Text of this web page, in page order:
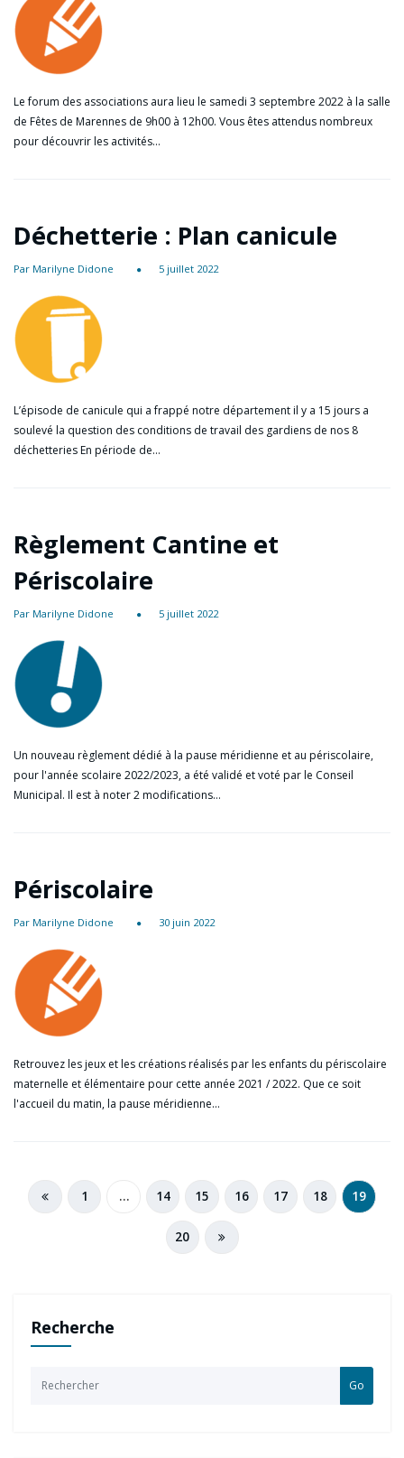
Le forum des associations aura lieu le samedi 3 septembre 2022 à la salle
de Fêtes de Marennes de 9h00 à 12h00. Vous êtes attendus nombreux
pour découvrir les activités…
Déchetterie : Plan canicule
Par Marilyne Didone 5 juillet 2022
L’épisode de canicule qui a frappé notre département il y a 15 jours a
soulevé la question des conditions de travail des gardiens de nos 8
déchetteries En période de…
Règlement Cantine et
Périscolaire
Par Marilyne Didone 5 juillet 2022
Un nouveau règlement dédié à la pause méridienne et au périscolaire,
pour l'année scolaire 2022/2023, a été validé et voté par le Conseil
Municipal. Il est à noter 2 modifications…
Périscolaire
Par Marilyne Didone 30 juin 2022
Retrouvez les jeux et les créations réalisés par les enfants du périscolaire
maternelle et élémentaire pour cette année 2021 / 2022. Que ce soit
l'accueil du matin, la pause méridienne…
1 … 14 15 16 17 18 19
20
Recherche
Go